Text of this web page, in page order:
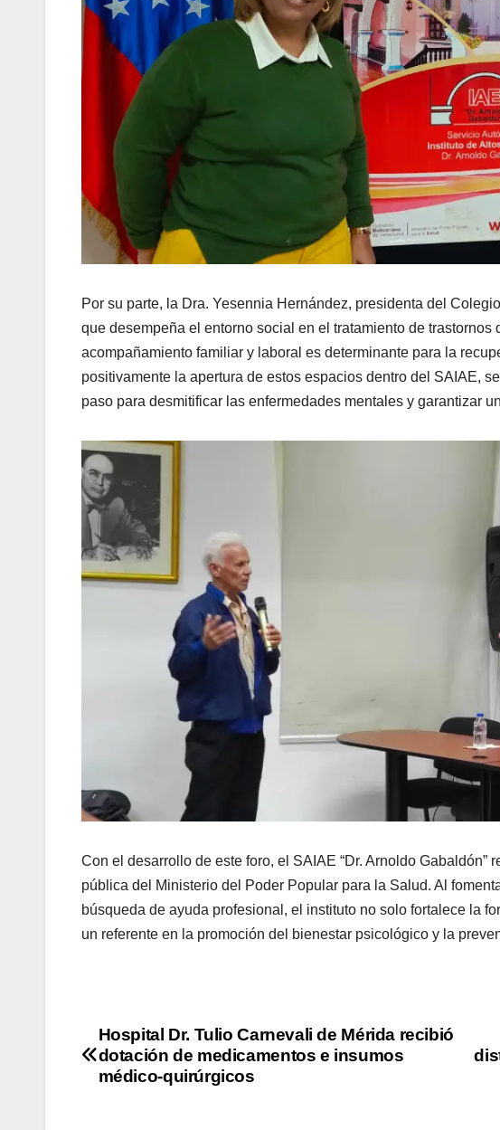
Por su parte, la Dra. Yesennia Hernández, presidenta del
que desempeña el entorno social en el tratamiento de
acompañamiento familiar y laboral es determinante para la
positivamente la apertura de estos espacios dentro del SAIAE,
paso para desmitificar las enfermedades mentales y garantizar
Con el desarrollo de este foro, el SAIAE “Dr. Arnoldo
pública del Ministerio del Poder Popular para la Salud. Al
búsqueda de ayuda profesional, el instituto no solo fortalece la
un referente en la promoción del bienestar psicológico y la
Hospital Dr. Tulio Carnevali de Mérida recibió
dotación de medicamentos e insumos
médico-quirúrgicos